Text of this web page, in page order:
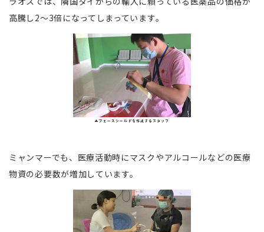
高騰し2～3倍になってしまっています。
ミャンマーでも、医療活動時にマスクやアルコールなどの医療
物資の必要数が増加しています。